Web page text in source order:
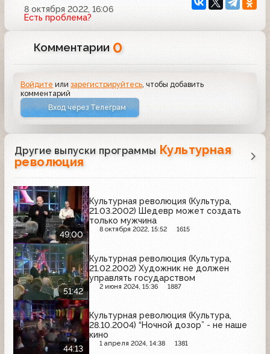
8 октября 2022, 16:06
Есть проблема?
Комментарии 0
Войдите илизарегистрируйтесь , чтобы добавить
комментарий
Вход через Телеграм
Другие выпуски программы Культурная
революция
49:00
Культурная революция (Культура,
21.03.2002) Шедевр может создать
только мужчина
8 октября 2022, 15:52 1615
51:42
Культурная революция (Культура,
21.02.2002) Художник не должен
управлять государством
2 июня 2024, 15:36 1887
44:13
Культурная революция (Культура,
28.10.2004) “Ночной дозор” - не наше
кино
1 апреля 2024, 14:38 1381